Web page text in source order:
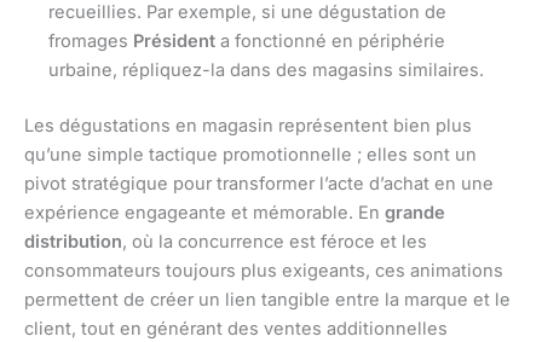
recueillies. Par exemple, si une dégustation de
fromages Président a fonctionné en périphérie
urbaine, répliquez-la dans des magasins similaires.
Les dégustations en magasin représentent bien plus
qu’une simple tactique promotionnelle ; elles sont un
pivot stratégique pour transformer l’acte d’achat en une
expérience engageante et mémorable. En grande
distribution, où la concurrence est féroce et les
consommateurs toujours plus exigeants, ces animations
permettent de créer un lien tangible entre la marque et le
client, tout en générant des ventes additionnelles